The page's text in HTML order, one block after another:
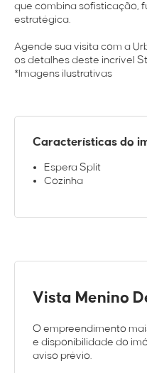
que combina sofisticação,
estratégica.
Agende sua visita com a
os detalhes deste incrível
*Imagens ilustrativas
Características do
Espera Split
Cozinha
Vista Menino
O empreendimento
e disponibilidade do
aviso prévio.